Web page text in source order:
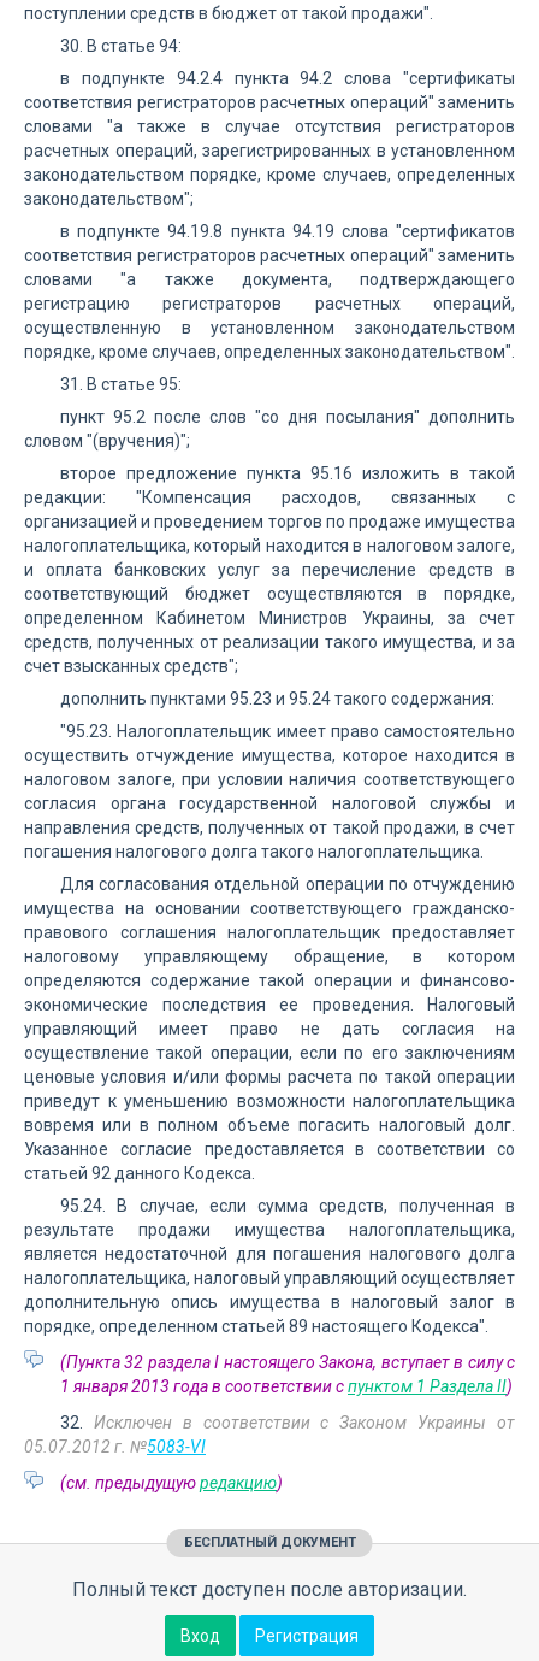
поступлении средств в бюджет от такой продажи".
30. В статье 94:
в подпункте 94.2.4 пункта 94.2 слова "сертификаты
соответствия регистраторов расчетных операций" заменить
словами "а также в случае отсутствия регистраторов
расчетных операций, зарегистрированных в установленном
законодательством порядке, кроме случаев, определенных
законодательством";
в подпункте 94.19.8 пункта 94.19 слова "сертификатов
соответствия регистраторов расчетных операций" заменить
словами "а также документа, подтверждающего
регистрацию регистраторов расчетных операций,
осуществленную в установленном законодательством
порядке, кроме случаев, определенных законодательством".
31. В статье 95:
пункт 95.2 после слов "со дня посылания" дополнить
словом "(вручения)";
второе предложение пункта 95.16 изложить в такой
редакции: "Компенсация расходов, связанных с
организацией и проведением торгов по продаже имущества
налогоплательщика, который находится в налоговом залоге,
и оплата банковских услуг за перечисление средств в
соответствующий бюджет осуществляются в порядке,
определенном Кабинетом Министров Украины, за счет
средств, полученных от реализации такого имущества, и за
счет взысканных средств";
дополнить пунктами 95.23 и 95.24 такого содержания:
"95.23. Налогоплательщик имеет право самостоятельно
осуществить отчуждение имущества, которое находится в
налоговом залоге, при условии наличия соответствующего
согласия органа государственной налоговой службы и
направления средств, полученных от такой продажи, в счет
погашения налогового долга такого налогоплательщика.
Для согласования отдельной операции по отчуждению
имущества на основании соответствующего гражданско-
правового соглашения налогоплательщик предоставляет
налоговому управляющему обращение, в котором
определяются содержание такой операции и финансово-
экономические последствия ее проведения. Налоговый
управляющий имеет право не дать согласия на
осуществление такой операции, если по его заключениям
ценовые условия и/или формы расчета по такой операции
приведут к уменьшению возможности налогоплательщика
вовремя или в полном объеме погасить налоговый долг.
Указанное согласие предоставляется в соответствии со
статьей 92 данного Кодекса.
95.24. В случае, если сумма средств, полученная в
результате продажи имущества налогоплательщика,
является недостаточной для погашения налогового долга
налогоплательщика, налоговый управляющий осуществляет
дополнительную опись имущества в налоговый залог в
порядке, определенном статьей 89 настоящего Кодекса".
(Пункта 32 раздела I настоящего Закона, вступает в силу с
1 января 2013 года в соответствии спунктом 1 Раздела II)
32. Исключен в соответствии с Законом Украины от
05.07.2012 г. №5083-VI
(см. предыдущуюредакцию)
БЕСПЛАТНЫЙ ДОКУМЕНТ
Полный текст доступен после авторизации.
Вход Регистрация